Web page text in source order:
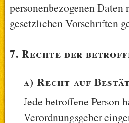
personenbezogenen
gesetzlichen Vorschriften
7. Rechte der
a) Recht auf
Jede betroffene Person
Verordnungsgeber